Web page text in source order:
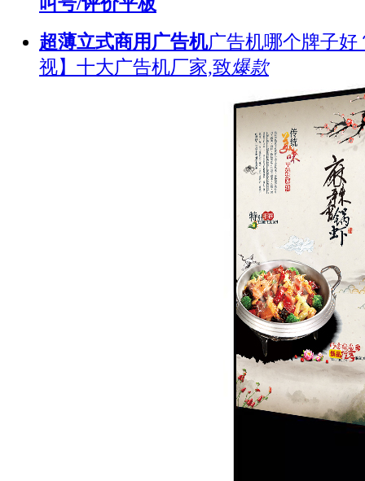
超薄立式商用广告机广告机哪个牌子好
视】十大广告机厂家,致爆款